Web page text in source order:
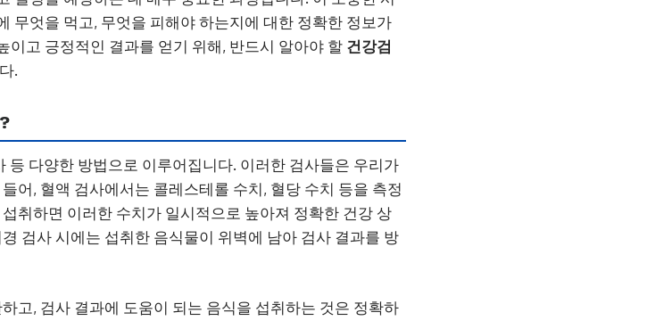
무엇을 먹고, 무엇을 피해야 하는지에 대한 정확한 정보가
이고 긍정적인 결과를 얻기 위해, 반드시 알아야 할 건강검
.
등 다양한 방법으로 이루어집니다. 이러한 검사들은 우리가
어, 혈액 검사에서는 콜레스테롤 수치, 혈당 수치 등을 측정
취하면 이러한 수치가 일시적으로 높아져 정확한 건강 상
검사 시에는 섭취한 음식물이 위벽에 남아 검사 결과를 방
고, 검사 결과에 도움이 되는 음식을 섭취하는 것은 정확하